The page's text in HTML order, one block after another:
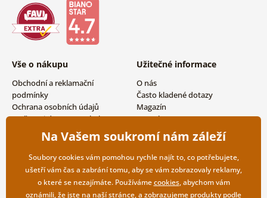
Vše o nákupu
Obchodní a reklamační
podmínky
Ochrana osobních údajů
Možnosti dopravy a platby
Vrácení zboží
Užitečné informace
O nás
Často kladené dotazy
Magazín
Kontakty
Velkoobchodní spolupráce
Na Vašem soukromí nám záleží
Soubory cookies vám pomohou rychle najít to, co potřebujete,
ušetří vám čas a zabrání tomu, aby se vám zobrazovaly reklamy,
o které se nezajímáte. Používámecookies, abychom vám
oznámili, že jste na naší stránce, a zobrazujeme produkty podle